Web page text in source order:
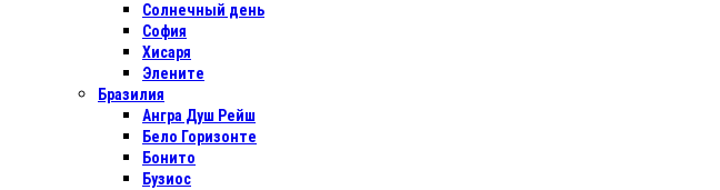
Солнечный день
София
Хисаря
Элените
Бразилия
Ангра Душ Рейш
Бело Горизонте
Бонито
Бузиос